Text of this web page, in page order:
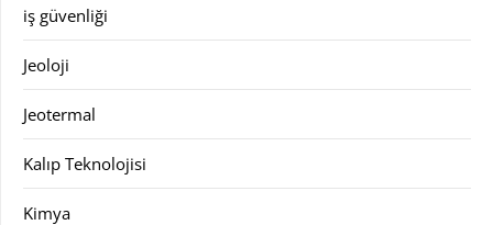
iş güvenliği
Jeoloji
Jeotermal
Kalıp Teknolojisi
Kimya